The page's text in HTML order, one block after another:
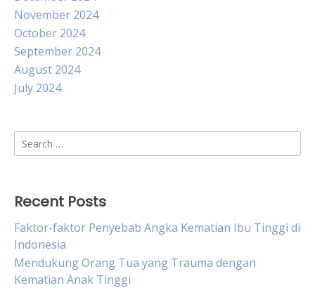
November 2024
October 2024
September 2024
August 2024
July 2024
Search
for:
Recent Posts
Faktor-faktor Penyebab Angka Kematian Ibu Tinggi di
Indonesia
Mendukung Orang Tua yang Trauma dengan
Kematian Anak Tinggi